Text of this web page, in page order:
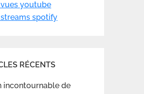
youtube
spotify
RÉCENTS
incontournable de